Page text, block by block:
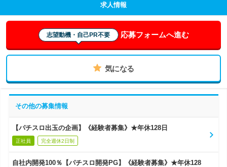
求人情報
志望動機・自己PR不要 応募フォームへ進む
気になる
その他の募集情報
【パチスロ出玉の企画】《経験者募集》★年休128日
正社員 完全週休2日制
自社内開発100％【パチスロ開発PG】《経験者募集》★年休128